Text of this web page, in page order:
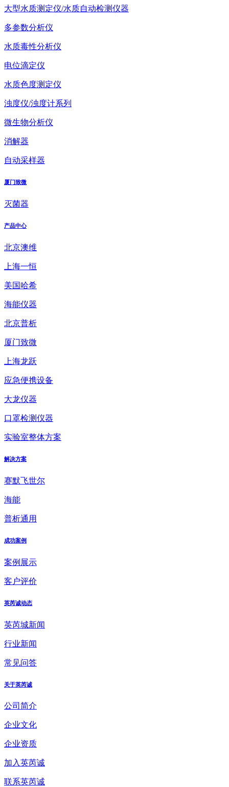
大型水质测定仪/水质自动检测仪器
多参数分析仪
水质毒性分析仪
电位滴定仪
水质色度测定仪
浊度仪/浊度计系列
微生物分析仪
消解器
自动采样器
厦门致微
灭菌器
产品中心
北京澳维
上海一恒
美国哈希
海能仪器
北京普析
厦门致微
上海龙跃
应急便携设备
大龙仪器
口罩检测仪器
实验室整体方案
解决方案
赛默飞世尔
海能
普析通用
成功案例
案例展示
客户评价
英芮诚动态
英芮城新闻
行业新闻
常见问答
关于英芮诚
公司简介
企业文化
企业资质
加入英芮诚
联系英芮诚